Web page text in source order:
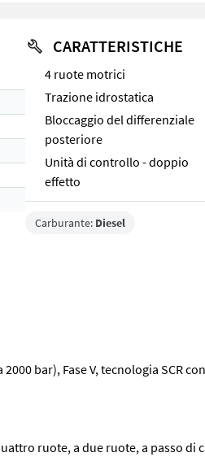
CARATTERISTICHE
4 ruote motrici
Trazione idrostatica
Bloccaggio del differenziale
posteriore
Unità di controllo - doppio
effetto
Carburante: Diesel
bar), Fase V, tecnologia SCR
ruote, a due ruote, a passo di